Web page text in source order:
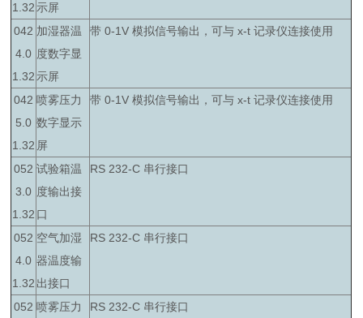
1.32 示屏
042
4.0
1.32
加湿器温
度数字显
示屏
带 0-1V 模拟信号输出，可与 x-t 记录仪连接使用
042
5.0
1.32
喷雾压力
数字显示
屏
带 0-1V 模拟信号输出，可与 x-t 记录仪连接使用
052
3.0
1.32
试验箱温
度输出接
口
RS 232-C 串行接口
052
4.0
1.32
空气加湿
器温度输
出接口
RS 232-C 串行接口
052 喷雾压力 RS 232-C 串行接口